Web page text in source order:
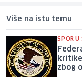
Više na istu temu
SPOR U
zbog